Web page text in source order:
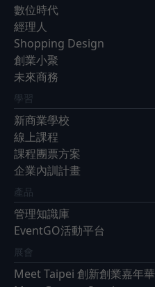
數位時代
經理人
Shopping Design
創業小聚
未來商務
學習
新商業學校
線上課程
課程團票方案
企業內訓計畫
產品
管理知識庫
EventGO活動平台
展會
Meet Taipei 創新創業嘉年華